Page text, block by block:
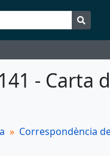
- Carta
Correspondència